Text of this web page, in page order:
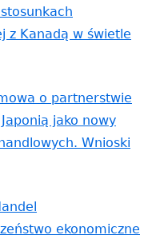
z Kanadą w świetle
o partnerstwie
jako nowy
Wnioski
ekonomiczne